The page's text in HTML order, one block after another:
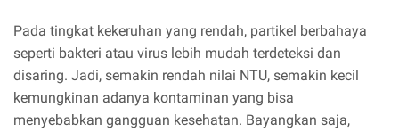
Pada tingkat kekeruhan yang rendah, partikel berbahaya
seperti bakteri atau virus lebih mudah terdeteksi dan
disaring. Jadi, semakin rendah nilai NTU, semakin kecil
kemungkinan adanya kontaminan yang bisa
menyebabkan gangguan kesehatan. Bayangkan saja,